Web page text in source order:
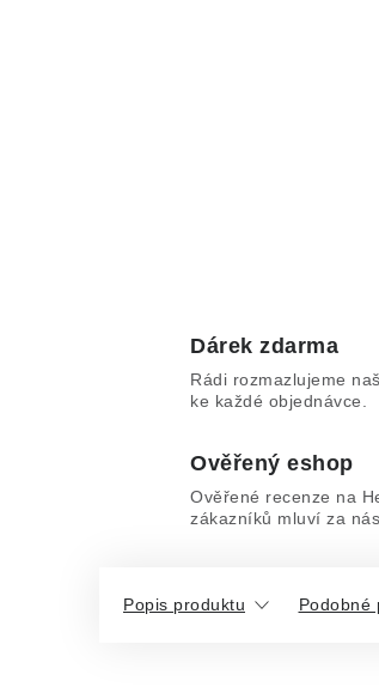
Dárek zdarma
Rádi rozmazlujeme
ke každé objednávce.
Ověřený eshop
Ověřené recenze na
zákazníků mluví za nás.
Popis produktu Podobné